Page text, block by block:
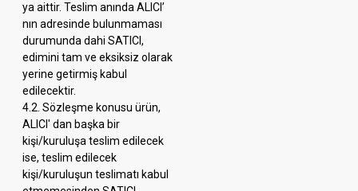
ya aittir. Teslim anında ALICI’
nın adresinde bulunmaması
durumunda dahi SATICI,
edimini tam ve eksiksiz olarak
yerine getirmiş kabul
edilecektir.
4.2. Sözleşme konusu ürün,
ALICI' dan başka bir
kişi/kuruluşa teslim edilecek
ise, teslim edilecek
kişi/kuruluşun teslimatı kabul